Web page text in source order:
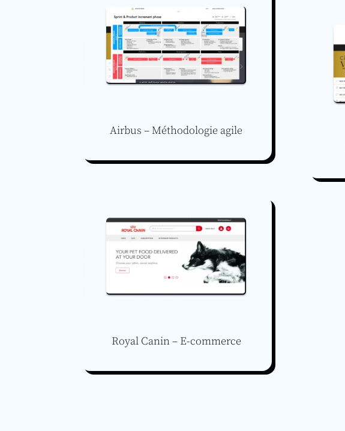
Airbus – Méthodologie agile
Royal Canin – E-commerce